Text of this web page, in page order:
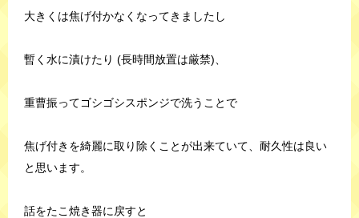
大きくは焦げ付かなくなってきましたし
暫く水に漬けたり (長時間放置は厳禁)、
重曹振ってゴシゴシスポンジで洗うことで
焦げ付きを綺麗に取り除くことが出来ていて、耐久性は良い
と思います。
話をたこ焼き器に戻すと